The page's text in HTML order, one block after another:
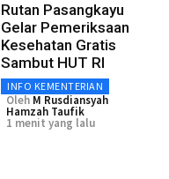
Rutan Pasangkayu
Gelar Pemeriksaan
Kesehatan Gratis
Sambut HUT RI
INFO KEMENTERIAN
Oleh M Rusdiansyah
Hamzah Taufik
1 menit yang lalu